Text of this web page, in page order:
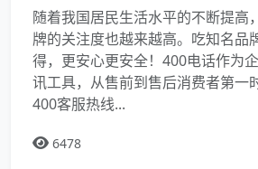
随着我国居民生活水平的不断提高
牌的关注度也越来越高。吃知名品
得，更安心更安全！400电话作为
讯工具，从售前到售后消费者第一
400客服热线...
6478